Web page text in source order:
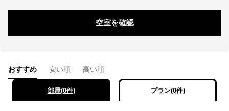
空室を確認
部屋(0件) プラン(0件)
おすすめ 安い順 高い順